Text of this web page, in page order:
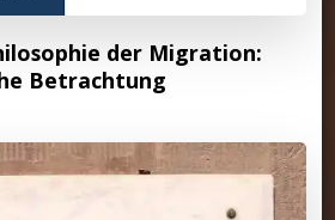
der Migration:
Betrachtung